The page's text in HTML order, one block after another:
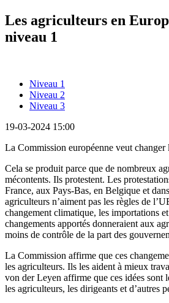
Les agriculteurs en
niveau 1
Niveau 1
Niveau 2
Niveau 3
19-03-2024 15:00
La Commission européenne veut changer
Cela se produit parce que de nombreux
mécontents. Ils protestent. Les
France, aux Pays-Bas, en Belgique et
agriculteurs n’aiment pas les règles de
changement climatique, les importations
changements apportés donneraient aux
moins de contrôle de la part des
La Commission affirme que ces
les agriculteurs. Ils les aident à mieux
von der Leyen affirme que ces idées sont
les agriculteurs, les dirigeants et d’autres